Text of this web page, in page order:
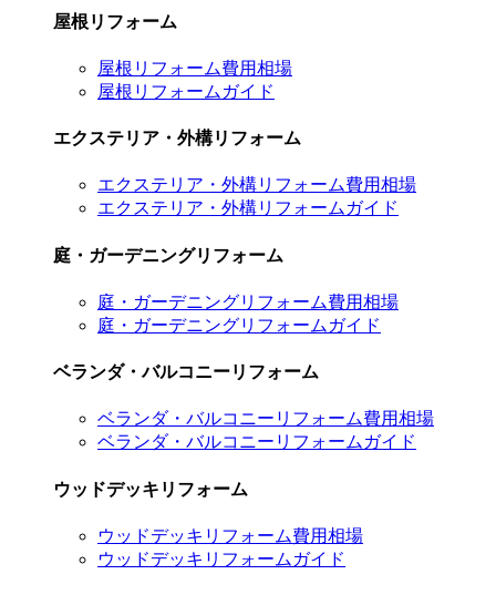
屋根リフォーム
屋根リフォーム費用相場
屋根リフォームガイド
エクステリア・外構リフォーム
エクステリア・外構リフォーム費用相場
エクステリア・外構リフォームガイド
庭・ガーデニングリフォーム
庭・ガーデニングリフォーム費用相場
庭・ガーデニングリフォームガイド
ベランダ・バルコニーリフォーム
ベランダ・バルコニーリフォーム費用相場
ベランダ・バルコニーリフォームガイド
ウッドデッキリフォーム
ウッドデッキリフォーム費用相場
ウッドデッキリフォームガイド